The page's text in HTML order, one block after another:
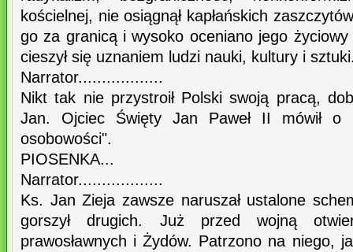
kościelnej, nie osiągnął kapłańskich
go za granicą i wysoko oceniano jego
cieszył się uznaniem ludzi nauki, kultury i
Narrator..................
Nikt tak nie przystroił Polski swoją pracą,
Jan. Ojciec Święty Jan Paweł II mówił o
osobowości".
PIOSENKA...
Narrator..................
Ks. Jan Zieja zawsze naruszał ustalone
gorszył drugich. Już przed wojną
prawosławnych i Żydów. Patrzono na niego,